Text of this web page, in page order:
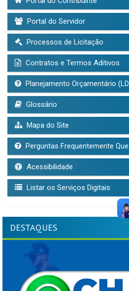
Portal do Servidor
Processos de Licitação
Contratos e Termos Aditivos
Planejamento Orçamentário
Glossário
Mapa do Site
Perguntas Frequentemente
Acessibilidade
Listar os Serviços Digitais
DESTAQUES